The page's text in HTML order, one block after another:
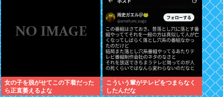
女の子を脱がせてこの下着だった
ら正直萎えるよな
こういう輩がテレビをつまらなく
したんだな